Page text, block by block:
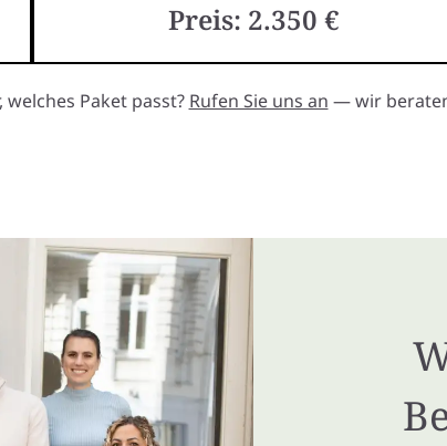
Preis: 2.350 €
welches Paket passt? Rufen Sie uns an — wir